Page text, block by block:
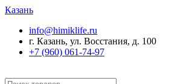
Казань
info@himiklife.ru
г. Казань, ул. Восстания, д. 100
+7 (960) 061-74-97